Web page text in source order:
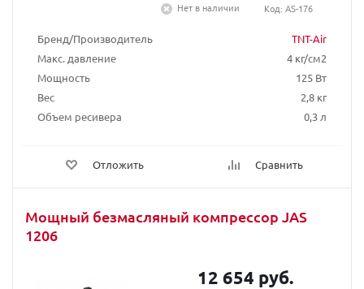
Бренд/Производитель
TNT-Air
Макс. давление
4 кг/см2
Мощность
125 Вт
Вес
2,8 кг
Объем ресивера
0,3 л
Отложить Сравнить
Нет в наличии
Код: AS-176
Мощный безмасляный компрессор JAS
1206
12 654 руб.